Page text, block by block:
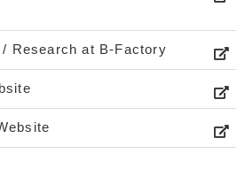
Research at B-Factory